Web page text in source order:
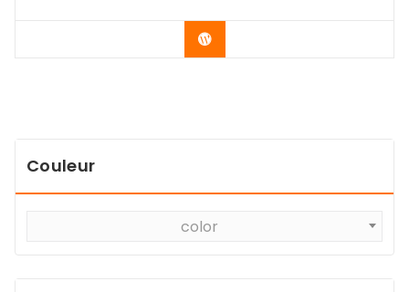
Acheter le produit
Couleur
color